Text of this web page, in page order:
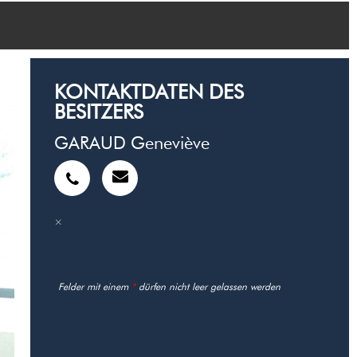
KONTAKTDATEN DES
BESITZERS
GARAUD Geneviève
Felder mit einem *dürfen nicht leer gelassen werden